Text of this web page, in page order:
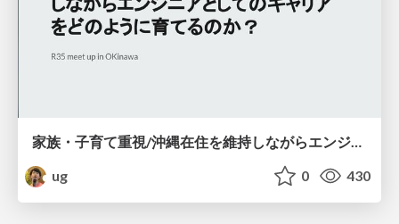
家族・子育て重視/沖縄在住を維持しながらエンジニアとしてのキャリアをどのように育てていくか？
ug
0 430